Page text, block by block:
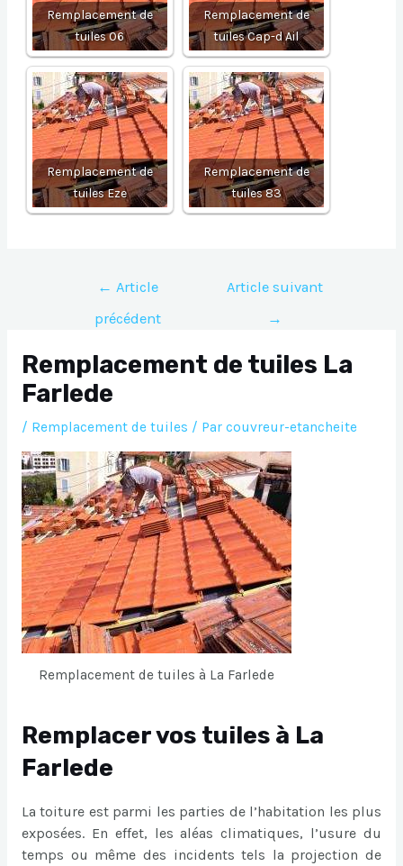
Remplacement de
tuiles 06
Remplacement de
tuiles Cap-d Ail
Remplacement de
tuiles Eze
Remplacement de
tuiles 83
Navigation
l’article
← Article
précédent
Article suivant
→
Remplacement de tuiles La
Farlede
/ Remplacement de tuiles / Par couvreur-etancheite
Remplacement de tuiles à La Farlede
Remplacer vos tuiles à La
Farlede
La toiture est parmi les parties de l’habitation les plus
exposées. En effet, les aléas climatiques, l’usure du
temps ou même des incidents tels la projection de